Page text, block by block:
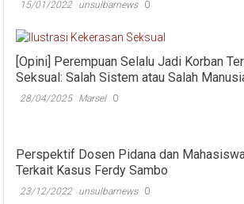
15/01/2022 unsulbarnews 0
[Opini] Perempuan Selalu Jadi Korban
Seksual: Salah Sistem atau Salah
28/04/2025 Marsel 0
Perspektif Dosen Pidana dan
Terkait Kasus Ferdy Sambo
23/12/2022 unsulbarnews 0